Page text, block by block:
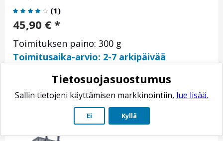
(1)
45,90 € *
Toimituksen paino: 300 g
Toimitusaika-arvio: 2-7 arkipäivää
Tietosuojasuostumus
Sallin tietojeni käyttämisen markkinointiin, lue lisää.
Ei Kyllä